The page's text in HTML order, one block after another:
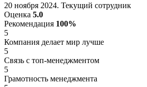
20 ноября 2024. Текущий сотрудник
Оценка 5.0
Рекомендация 100%
5
Компания делает мир лучше
5
Связь с топ-менеджментом
5
Грамотность менеджмента